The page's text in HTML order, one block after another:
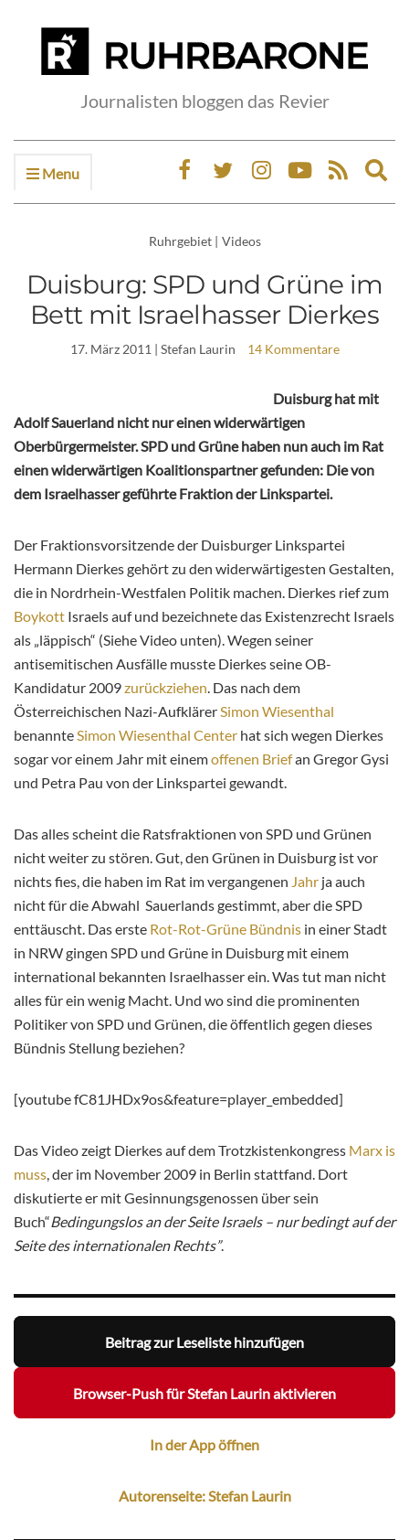
Journalisten bloggen das Revier
Menu
Ruhrgebiet | Videos
Duisburg: SPD und Grüne im
Bett mit Israelhasser Dierkes
17. März 2011 | Stefan Laurin 14 Kommentare
Duisburg hat mit
Adolf Sauerland nicht nur einen widerwärtigen
Oberbürgermeister. SPD und Grüne haben nun auch im Rat
einen widerwärtigen Koalitionspartner gefunden: Die von
dem Israelhasser geführte Fraktion der Linkspartei.
Der Fraktionsvorsitzende der Duisburger Linkspartei
Hermann Dierkes gehört zu den widerwärtigesten Gestalten,
die in Nordrhein-Westfalen Politik machen. Dierkes rief zum
Boykott Israels auf und bezeichnete das Existenzrecht Israels
als „läppisch“ (Siehe Video unten). Wegen seiner
antisemitischen Ausfälle musste Dierkes seine OB-
Kandidatur 2009zurückziehen. Das nach dem
Österreichischen Nazi-AufklärerSimon Wiesenthal
benannteSimon Wiesenthal Center hat sich wegen Dierkes
sogar vor einem Jahr mit einemoffenen Briefan Gregor Gysi
und Petra Pau von der Linkspartei gewandt.
Das alles scheint die Ratsfraktionen von SPD und Grünen
nicht weiter zu stören. Gut, den Grünen in Duisburg ist vor
nichts fies, die haben im Rat im vergangenen Jahr ja auch
nicht für die Abwahl Sauerlands gestimmt, aber die SPD
enttäuscht. Das erste Rot-Rot-Grüne Bündnis in einer Stadt
in NRW gingen SPD und Grüne in Duisburg mit einem
international bekannten Israelhasser ein. Was tut man nicht
alles für ein wenig Macht. Und wo sind die prominenten
Politiker von SPD und Grünen, die öffentlich gegen dieses
Bündnis Stellung beziehen?
[youtube fC81JHDx9os&feature=player_embedded]
Das Video zeigt Dierkes auf dem Trotzkistenkongress Marx is
muss, der im November 2009 in Berlin stattfand. Dort
diskutierte er mit Gesinnungsgenossen über sein
Buch“Bedingungslos an der Seite Israels – nur bedingt auf der
Seite des internationalen Rechts”.
Beitrag zur Leseliste hinzufügen
Browser-Push für Stefan Laurin aktivieren
In der App öffnen
Autorenseite: Stefan Laurin